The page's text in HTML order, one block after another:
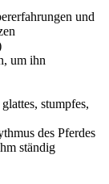
und
um ihn
stumpfes,
des Pferdes
ständig